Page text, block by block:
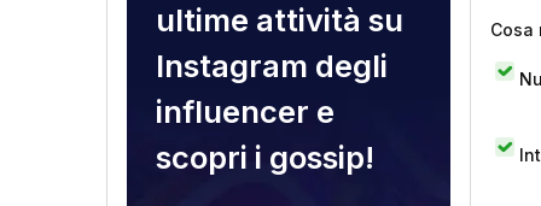
ultime attività su
Instagram degli
influencer e
scopri i gossip!
Cosa